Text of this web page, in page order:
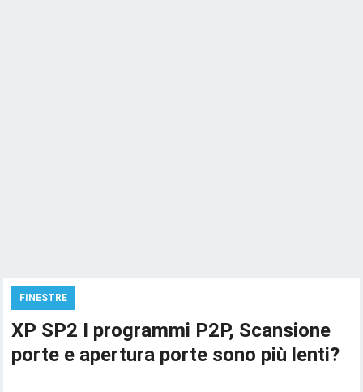
FINESTRE
XP SP2 I programmi P2P, Scansione
porte e apertura porte sono più lenti?